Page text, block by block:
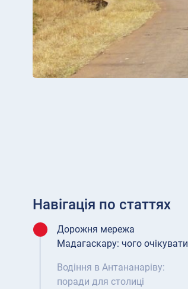
Навігація по статтях
Дорожня мережа
Мадагаскару: чого очікувати
Водіння в Антананаріву:
поради для столиці